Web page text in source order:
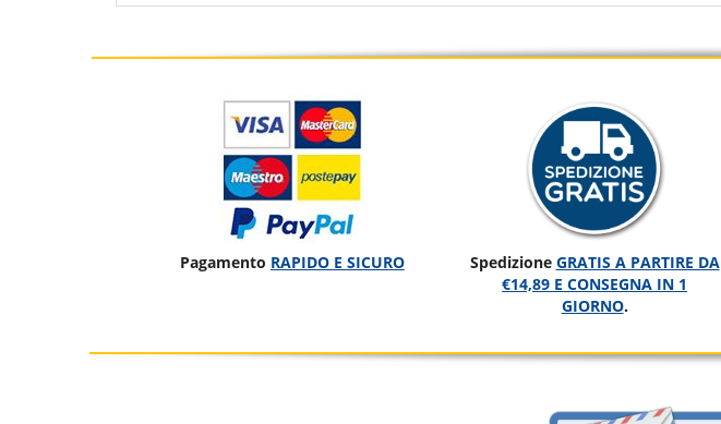
Pagamento RAPIDO E SICURO Spedizione GRATIS A PARTIRE DA
€14,89 E CONSEGNA IN 1
GIORNO.